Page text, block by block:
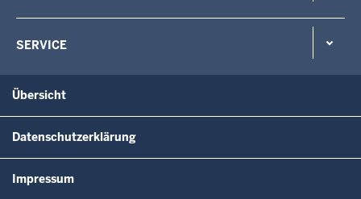
SERVICE
Übersicht
Datenschutzerklärung
Impressum